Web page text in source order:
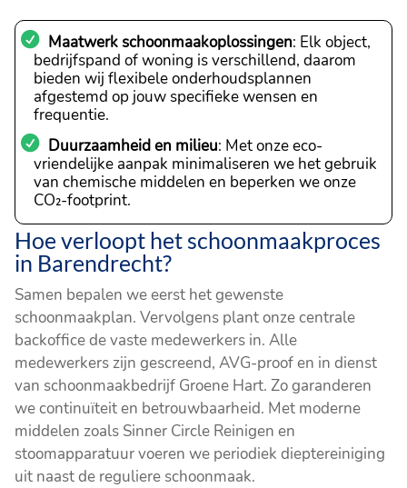
Maatwerk schoonmaakoplossingen: Elk object,
bedrijfspand of woning is verschillend, daarom
bieden wij flexibele onderhoudsplannen
afgestemd op jouw specifieke wensen en
frequentie.
Duurzaamheid en milieu: Met onze eco-
vriendelijke aanpak minimaliseren we het gebruik
van chemische middelen en beperken we onze
CO₂-footprint.
Hoe verloopt het schoonmaakproces
in Barendrecht?
Samen bepalen we eerst het gewenste
schoonmaakplan. Vervolgens plant onze centrale
backoffice de vaste medewerkers in. Alle
medewerkers zijn gescreend, AVG-proof en in dienst
van schoonmaakbedrijf Groene Hart. Zo garanderen
we continuïteit en betrouwbaarheid. Met moderne
middelen zoals Sinner Circle Reinigen en
stoomapparatuur voeren we periodiek dieptereiniging
uit naast de reguliere schoonmaak.